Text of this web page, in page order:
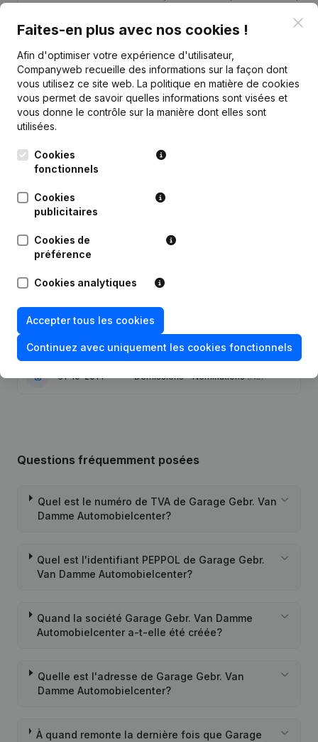
Publications de V.D.A.C.
30-12-2025 Demissions - Nominations
09-10-2025 Demissions - Nominations
28-12-2023
Autres Modifications, …) -
18-01-2018
Nominations - Statuts (Traduction,
Coordination, Autres Modifications,
…) - Modification Forme Juridique
31-10-2014 Demissions - Nominations(NL)
Questions fréquemment posées
Quel est le numéro de TVA de Garage Gebr. Van
Damme Automobielcenter?
Quel est l'identifiant PEPPOL de Garage Gebr.
Van Damme Automobielcenter?
Quand la société Garage Gebr. Van Damme
Automobielcenter a-t-elle été créée?
Quelle est l'adresse de Garage Gebr. Van
Damme Automobielcenter?
À quand remonte la dernière fois que Garage
Faites-en plus avec nos cookies !
Afin d'optimiser votre expérience d'utilisateur,
Companyweb recueille des informations sur la façon dont
vous utilisez ce site web. La politique en matière de cookies
vous permet de savoir quelles informations sont visées et
vous donne le contrôle sur la manière dont elles sont
utilisées.
Cookies
fonctionnels
Cookies
publicitaires
Cookies de
préférence
Cookies analytiques
Accepter tous les cookies
Continuez avec uniquement les cookies fonctionnels